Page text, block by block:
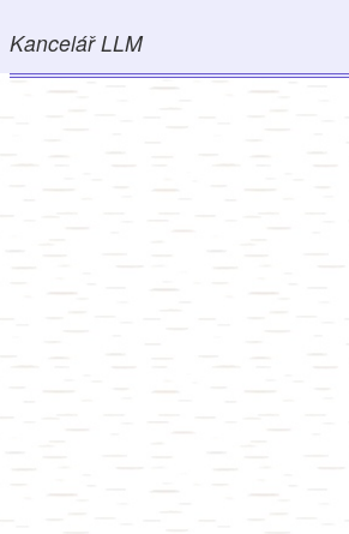
Kancelář LLM